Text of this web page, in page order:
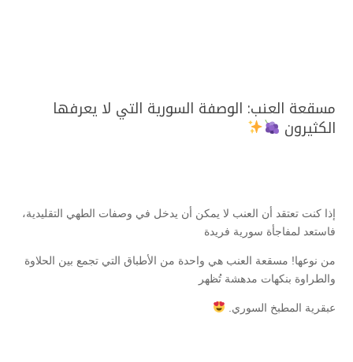
مسقعة العنب: الوصفة السورية التي لا يعرفها
الكثيرون
إذا كنت تعتقد أن العنب لا يمكن أن يدخل في وصفات الطهي التقليدية،
فاستعد لمفاجأة سورية فريدة
من نوعها! مسقعة العنب هي واحدة من الأطباق التي تجمع بين الحلاوة
والطراوة بنكهات مدهشة تُظهر
عبقرية المطبخ السوري.